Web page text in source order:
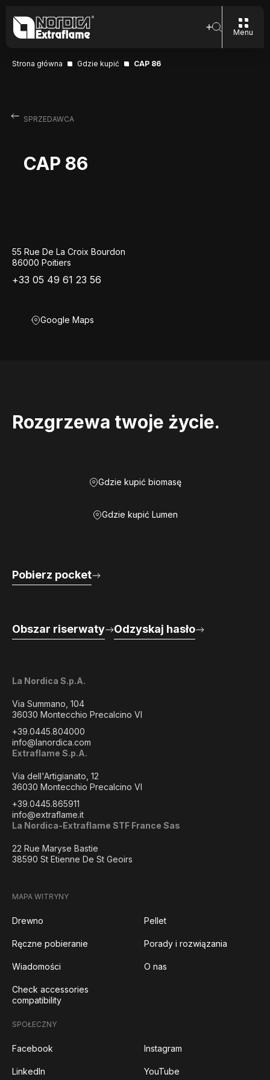
Menu
Strona główna Gdzie kupić CAP 86
SPRZEDAWCA
CAP 86
55 Rue De La Croix Bourdon
86000 Poitiers
+33 05 49 61 23 56
Google Maps
Rozgrzewa twoje życie.
Gdzie kupić biomasę
Gdzie kupić Lumen
La Nordica S.p.A.
Via Summano, 104
36030 Montecchio Precalcino VI
+39.0445.804000
info@lanordica.com
Extraflame S.p.A.
Via dell'Artigianato, 12
36030 Montecchio Precalcino VI
+39.0445.865911
info@extraflame.it
La Nordica-Extraflame STF France Sas
22 Rue Maryse Bastie
38590 St Etienne De St Geoirs
Pobierz pocket
Obszar riserwaty Odzyskaj hasło
MAPA WITRYNY
Drewno Pellet
Ręczne pobieranie Porady i rozwiązania
Wiadomości O nas
Check accessories
compatibility
SPOŁECZNY
Facebook Instagram
LinkedIn YouTube